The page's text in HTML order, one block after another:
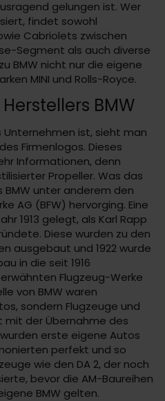
gelungen ist. Wer
findet sowohl
Cabriolets zwischen
Segment als auch diverse
BMW nicht nur die eigene
MINI und Rolls-Royce.
BMW
Unternehmen ist, sieht man
Firmenlogos. Dieses
Informationen, denn
Propeller. Was das
unter anderem den
AG (BFW) hervorging. Eine
1913 gelegt, als Karl Rapp
Diese wurden zu den
ausgebaut und 1922 wurde
in die seit 1916
Flugzeug-Werke
von BMW waren
sondern Flugzeuge und
mit der Übernahme des
erste eigene Autos
perfekt und so
wie den DA 2, der noch
bevor die AM-Baureihen
BMW gelten.